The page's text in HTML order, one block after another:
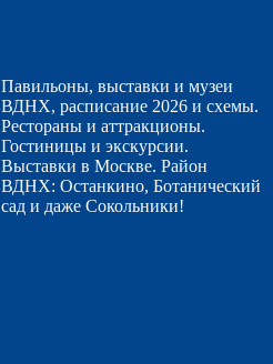
Павильоны, выставки и музеи
ВДНХ, расписание 2026 и схемы.
Рестораны и аттракционы.
Гостиницы и экскурсии.
Выставки в Москве. Район
ВДНХ: Останкино, Ботанический
сад и даже Сокольники!